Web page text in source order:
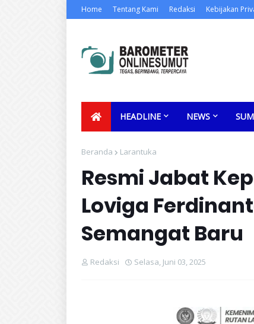
Home Tentang Kami Redaksi Kebijakan
HEADLINE NEWS
Beranda Larantuka
Resmi Jabat
Loviga
Semangat Baru
Redaksi Selasa, Juni 03, 2025